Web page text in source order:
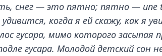
снег — это пятно; пятно —
когда я ей скажу, как я
гусара, мимо которого засыпая
гусара. Молодой детский